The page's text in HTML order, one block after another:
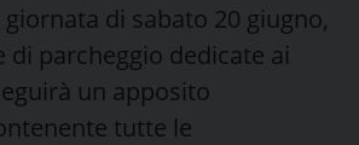
di sabato 20 giugno,
di parcheggio dedicate ai
un apposito
tutte le